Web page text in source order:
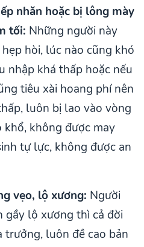
nhăn hoặc bị lông mày
tối: Những người này
hòi, lúc nào cũng khó
nhập khá thấp hoặc nếu
tiêu xài hoang phí nên
luôn bị lao vào vòng
không được may
tự lực, không được an
vẹo, lộ xương: Người
gầy lộ xương thì cả đời
trưởng, luôn đề cao bản